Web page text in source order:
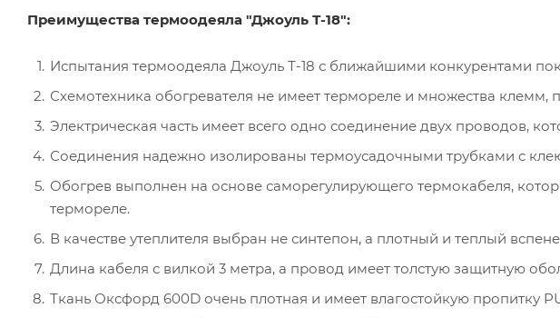
Преимущества термоодеяла "Джоуль Т-18":
Испытания термоодеяла Джоуль Т-18 с ближайшими конкурентами
Схемотехника обогревателя не имеет термореле и множества клемм,
Электрическая часть имеет всего одно соединение двух проводов,
Соединения надежно изолированы термоусадочными трубками с
Обогрев выполнен на основе саморегулирующего термокабеля,
термореле.
В качестве утеплителя выбран не синтепон, а плотный и теплый
Длина кабеля с вилкой 3 метра, а провод имеет толстую защитную
Ткань Оксфорд 600D очень плотная и имеет влагостойкую пропитку